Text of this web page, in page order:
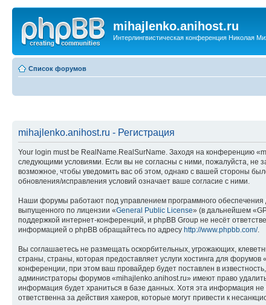
mihajlenko.anihost.ru
Интерлингвистическая конференция Николая
Список форумов
mihajlenko.anihost.ru - Регистрация
Your login must be RealName.RealSurName. Заходя на конференцию
следующими условиями. Если вы не согласны с ними, пожалуйста, не
возможное, чтобы уведомить вас об этом, однако с вашей стороны
обновления/исправления условий означает ваше согласие с ними.
Наши форумы работают под управлением программного
выпущенного по лицензии «General Public License» (в дальнейшем
поддержкой интернет-конференций, и phpBB Group не несёт
информацией о phpBB обращайтесь по адресу http://www.phpbb.com/.
Вы соглашаетесь не размещать оскорбительных, угрожающих,
страны, страны, которая предоставляет услуги хостинга для
конференции, при этом ваш провайдер будет поставлен в
администраторы форумов «mihajlenko.anihost.ru» имеют право
информация будет храниться в базе данных. Хотя эта информация
ответственна за действия хакеров, которые могут привести к